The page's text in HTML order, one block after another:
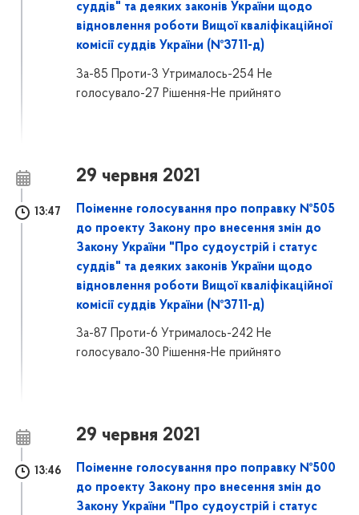
суддів" та деяких законів України щодо
відновлення роботи Вищої кваліфікаційної
комісії суддів України (№3711-д)
За-85 Проти-3 Утрималось-254 Не
голосувало-27 Рішення-Не прийнято
29 червня 2021
13:47
Поіменне голосування про поправку №505
до проекту Закону про внесення змін до
Закону України "Про судоустрій і статус
суддів" та деяких законів України щодо
відновлення роботи Вищої кваліфікаційної
комісії суддів України (№3711-д)
За-87 Проти-6 Утрималось-242 Не
голосувало-30 Рішення-Не прийнято
29 червня 2021
13:46
Поіменне голосування про поправку №500
до проекту Закону про внесення змін до
Закону України "Про судоустрій і статус